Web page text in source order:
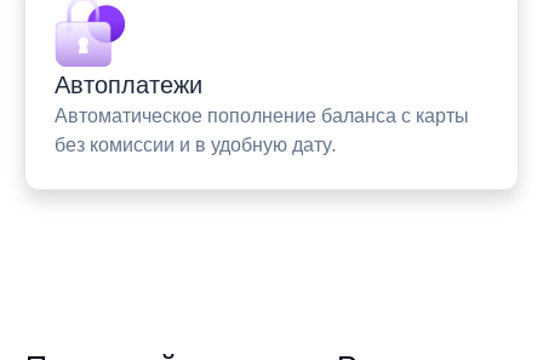
Автоплатежи
Автоматическое пополнение баланса с карты
без комиссии и в удобную дату.